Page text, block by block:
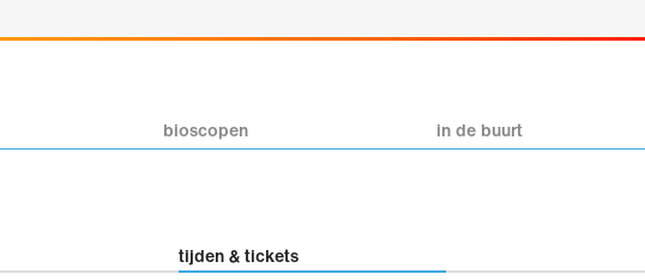
bioscopen in de buurt
tijden & tickets